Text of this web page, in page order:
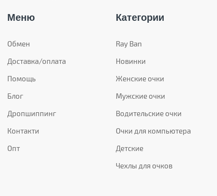
Меню
Обмен
Доставка/оплата
Помощь
Блог
Дропшиппинг
Контакти
Опт
Категории
Ray Ban
Новинки
Женские очки
Мужские очки
Водительские очки
Очки для компьютера
Детские
Чехлы для очков